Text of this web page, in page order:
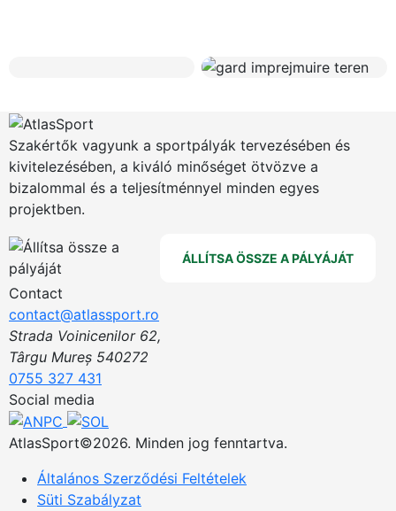
Szakértők vagyunk a sportpályák tervezésében és
kivitelezésében, a kiváló minőséget ötvözve a
bizalommal és a teljesítménnyel minden egyes
projektben.
ÁLLÍTSA ÖSSZE A PÁLYÁJÁT
Contact
contact@atlassport.ro
Strada Voinicenilor 62,
Târgu Mureș 540272
0755 327 431
Social media
AtlasSport©2026. Minden jog fenntartva.
Általános Szerződési Feltételek
Süti Szabályzat